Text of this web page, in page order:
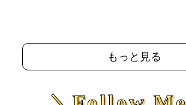
もっと見る